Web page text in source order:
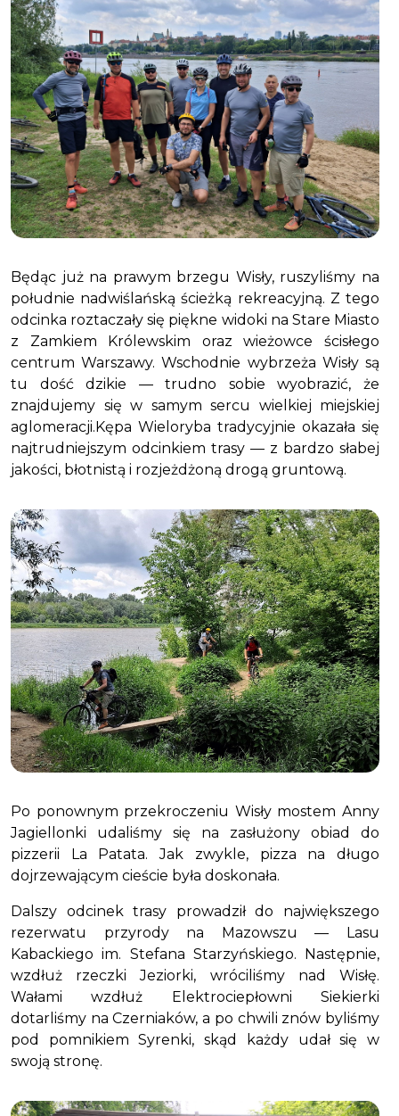
Będąc już na prawym brzegu Wisły, ruszyliśmy na
południe nadwiślańską ścieżką rekreacyjną. Z tego
odcinka roztaczały się piękne widoki na Stare Miasto
z Zamkiem Królewskim oraz wieżowce ścisłego
centrum Warszawy. Wschodnie wybrzeża Wisły są
tu dość dzikie — trudno sobie wyobrazić, że
znajdujemy się w samym sercu wielkiej miejskiej
aglomeracji.Kępa Wieloryba tradycyjnie okazała się
najtrudniejszym odcinkiem trasy — z bardzo słabej
jakości, błotnistą i rozjeżdżoną drogą gruntową.
Po ponownym przekroczeniu Wisły mostem Anny
Jagiellonki udaliśmy się na zasłużony obiad do
pizzerii La Patata. Jak zwykle, pizza na długo
dojrzewającym cieście była doskonała.
Dalszy odcinek trasy prowadził do największego
rezerwatu przyrody na Mazowszu — Lasu
Kabackiego im. Stefana Starzyńskiego. Następnie,
wzdłuż rzeczki Jeziorki, wróciliśmy nad Wisłę.
Wałami wzdłuż Elektrociepłowni Siekierki
dotarliśmy na Czerniaków, a po chwili znów byliśmy
pod pomnikiem Syrenki, skąd każdy udał się w
swoją stronę.